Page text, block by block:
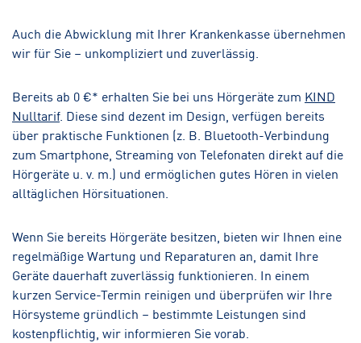
Auch die Abwicklung mit Ihrer Krankenkasse übernehmen
wir für Sie – unkompliziert und zuverlässig.
Bereits ab 0 €* erhalten Sie bei uns Hörgeräte zum KIND
Nulltarif. Diese sind dezent im Design, verfügen bereits
über praktische Funktionen (z. B. Bluetooth-Verbindung
zum Smartphone, Streaming von Telefonaten direkt auf die
Hörgeräte u. v. m.) und ermöglichen gutes Hören in vielen
alltäglichen Hörsituationen.
Wenn Sie bereits Hörgeräte besitzen, bieten wir Ihnen eine
regelmäßige Wartung und Reparaturen an, damit Ihre
Geräte dauerhaft zuverlässig funktionieren. In einem
kurzen Service-Termin reinigen und überprüfen wir Ihre
Hörsysteme gründlich – bestimmte Leistungen sind
kostenpflichtig, wir informieren Sie vorab.